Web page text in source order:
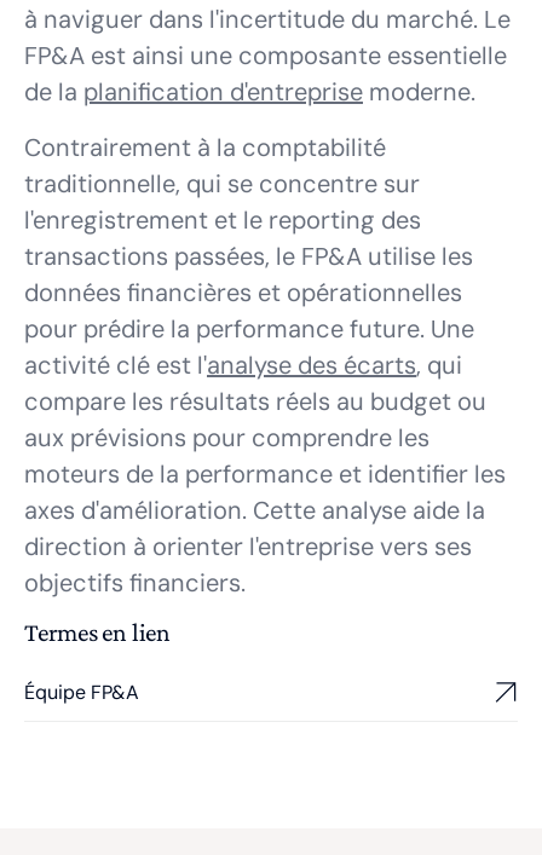
à naviguer dans l'incertitude du marché. Le
FP&A est ainsi une composante essentielle
de la planification d'entreprise moderne.
Contrairement à la comptabilité
traditionnelle, qui se concentre sur
l'enregistrement et le reporting des
transactions passées, le FP&A utilise les
données financières et opérationnelles
pour prédire la performance future. Une
activité clé est l'analyse des écarts, qui
compare les résultats réels au budget ou
aux prévisions pour comprendre les
moteurs de la performance et identifier les
axes d'amélioration. Cette analyse aide la
direction à orienter l'entreprise vers ses
objectifs financiers.
Termes en lien
Équipe FP&A